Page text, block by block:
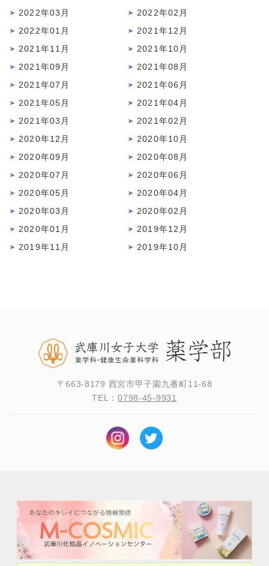
2022年03月
2022年02月
2022年01月
2021年12月
2021年11月
2021年10月
2021年09月
2021年08月
2021年07月
2021年06月
2021年05月
2021年04月
2021年03月
2021年02月
2020年12月
2020年10月
2020年09月
2020年08月
2020年07月
2020年06月
2020年05月
2020年04月
2020年03月
2020年02月
2020年01月
2019年12月
2019年11月
2019年10月
〒663-8179 西宮市甲子園九番町11-68
TEL：0798-45-9931